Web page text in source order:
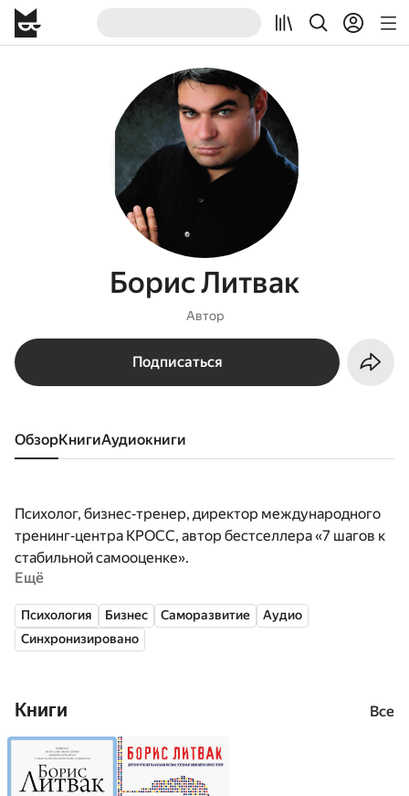
Борис Литвак
Автор
Подписаться
Обзор книги аудиокниги
Психолог, бизнес‑тренер, директор международного
тренинг‑центра КРОСС, автор бестселлера «7 шагов к
стабильной самооценке».
Ещё
Психология Бизнес Саморазвитие
Аудио
Синхронизировано
Книги Все